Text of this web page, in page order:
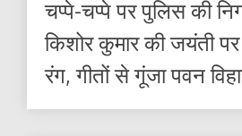
चप्पे-चप्पे पर पुलिस की
किशोर कुमार की जयंती
रंग, गीतों से गूंजा पवन